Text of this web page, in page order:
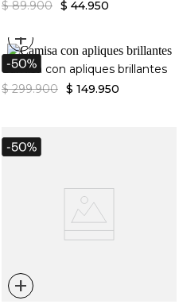
$ 89.900 $ 44.950
+
Camisa con apliques brillantes
$ 299.900 $ 149.950
+